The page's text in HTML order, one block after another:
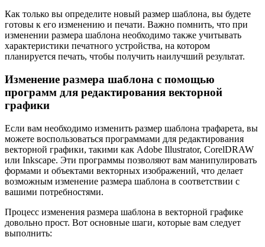
Как только вы определите новый размер шаблона, вы будете
готовы к его изменению и печати. Важно помнить, что при
изменении размера шаблона необходимо также учитывать
характеристики печатного устройства, на котором
планируется печать, чтобы получить наилучший результат.
Изменение размера шаблона с помощью
программ для редактирования векторной
графики
Если вам необходимо изменить размер шаблона трафарета, вы
можете воспользоваться программами для редактирования
векторной графики, такими как Adobe Illustrator, CorelDRAW
или Inkscape. Эти программы позволяют вам манипулировать
формами и объектами векторных изображений, что делает
возможным изменение размера шаблона в соответствии с
вашими потребностями.
Процесс изменения размера шаблона в векторной графике
довольно прост. Вот основные шаги, которые вам следует
выполнить: